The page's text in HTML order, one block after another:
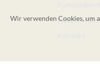
Konto
Wir verwenden Cookies, um